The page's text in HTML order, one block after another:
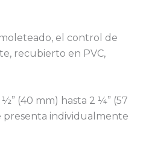
el control de
recubierto en PVC,
(40 mm) hasta 2 ¼” (57
presenta individualmente